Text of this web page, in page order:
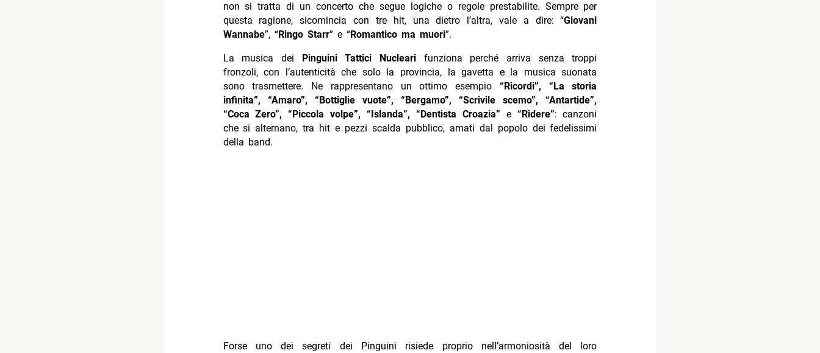
non si tratta di un concerto che segue logiche o regole prestabilite. Sempre per
questa ragione, sicomincia con tre hit, una dietro l’altra, vale a dire: “Giovani
Wannabe”, “Ringo Starr” e “Romantico ma muori”.
La musica dei Pinguini Tattici Nucleari funziona perché arriva senza troppi
fronzoli, con l’autenticità che solo la provincia, la gavetta e la musica suonata
sono trasmettere. Ne rappresentano un ottimo esempio “Ricordi”, “La storia
infinita”, “Amaro”, “Bottiglie vuote”, “Bergamo”, “Scrivile scemo”, “Antartide”,
“Coca Zero”, “Piccola volpe”, “Islanda”, “Dentista Croazia” e “Ridere”: canzoni
che si alternano, tra hit e pezzi scalda pubblico, amati dal popolo dei fedelissimi
della band.
Forse uno dei segreti dei Pinguini risiede proprio nell’armoniosità del loro